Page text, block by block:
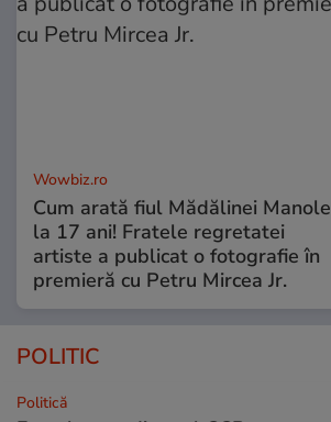
Wowbiz.ro
Cum arată fiul Mădălinei Manole
la 17 ani! Fratele regretatei
artiste a publicat o fotografie în
premieră cu Petru Mircea Jr.
POLITIC
Politică